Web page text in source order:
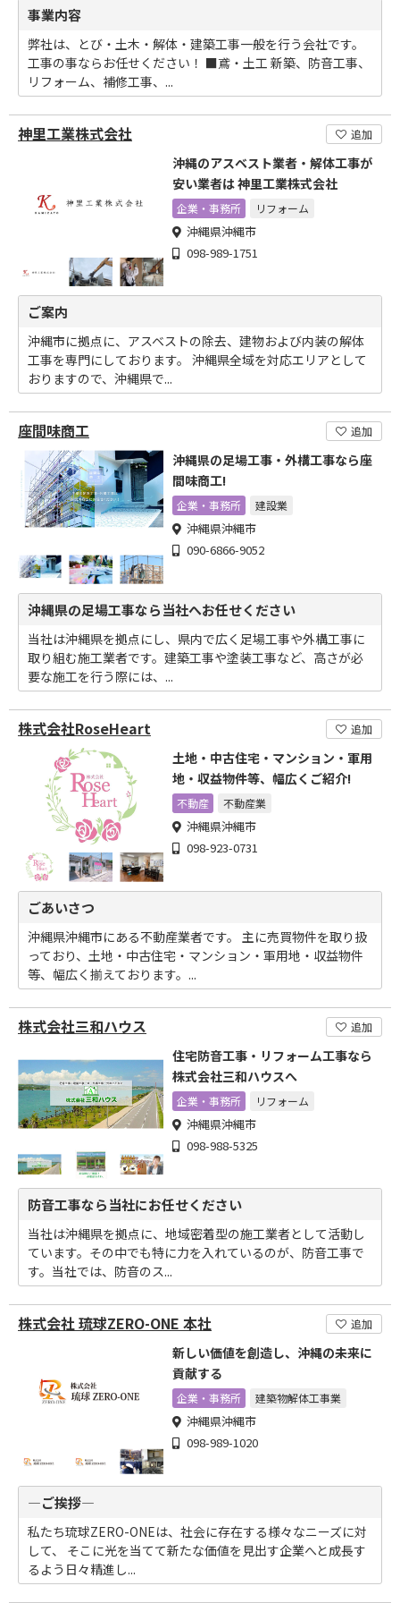
事業内容
弊社は、とび・土木・解体・建築工事一般を行う会社です。
工事の事ならお任せください！ ■鳶・土工 新築、防音工事、
リフォーム、補修工事、...
神里工業株式会社 追加
沖縄のアスベスト業者・解体工事が
安い業者は 神里工業株式会社
企業・事務所 リフォーム
沖縄県沖縄市
098-989-1751
ご案内
沖縄市に拠点に、アスベストの除去、建物および内装の解体
工事を専門にしております。 沖縄県全域を対応エリアとして
おりますので、沖縄県で...
座間味商工 追加
沖縄県の足場工事・外構工事なら座
間味商工!
企業・事務所 建設業
沖縄県沖縄市
090-6866-9052
沖縄県の足場工事なら当社へお任せください
当社は沖縄県を拠点にし、県内で広く足場工事や外構工事に
取り組む施工業者です。建築工事や塗装工事など、高さが必
要な施工を行う際には、...
株式会社RoseHeart 追加
土地・中古住宅・マンション・軍用
地・収益物件等、幅広くご紹介!
不動産 不動産業
沖縄県沖縄市
098-923-0731
ごあいさつ
沖縄県沖縄市にある不動産業者です。 主に売買物件を取り扱
っており、土地・中古住宅・マンション・軍用地・収益物件
等、幅広く揃えております。...
株式会社三和ハウス 追加
住宅防音工事・リフォーム工事なら
株式会社三和ハウスへ
企業・事務所 リフォーム
沖縄県沖縄市
098-988-5325
防音工事なら当社にお任せください
当社は沖縄県を拠点に、地域密着型の施工業者として活動し
ています。その中でも特に力を入れているのが、防音工事で
す。当社では、防音のス...
株式会社 琉球ZERO-ONE 本社 追加
新しい価値を創造し、沖縄の未来に
貢献する
企業・事務所 建築物解体工事業
沖縄県沖縄市
098-989-1020
―ご挨拶―
私たち琉球ZERO-ONEは、社会に存在する様々なニーズに対
して、 そこに光を当てて新たな価値を見出す企業へと成長す
るよう日々精進し...